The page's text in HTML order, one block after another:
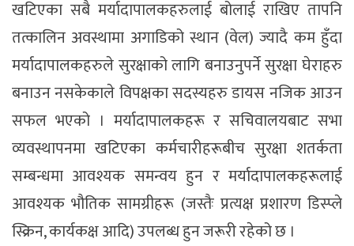
खटिएका सबै मर्यादापालकहरुलाई बोलाई राखिए तापनि
तत्कालिन अवस्थामा अगाडिको स्थान (वेल) ज्यादै कम हुँदा
मर्यादापालकहरुले सुरक्षाको लागि बनाउनुपर्ने सुरक्षा घेराहरु
बनाउन नसकेकाले विपक्षका सदस्यहरु डायस नजिक आउन
सफल भएको । मर्यादापालकहरू र सचिवालयबाट सभा
व्यवस्थापनमा खटिएका कर्मचारीहरूबीच सुरक्षा शतर्कता
सम्बन्धमा आवश्यक समन्वय हुन र मर्यादापालकहरूलाई
आवश्यक भौतिक सामग्रीहरू (जस्तैः प्रत्यक्ष प्रशारण डिस्प्ले
स्क्रिन, कार्यकक्ष आदि) उपलब्ध हुन जरूरी रहेको छ ।